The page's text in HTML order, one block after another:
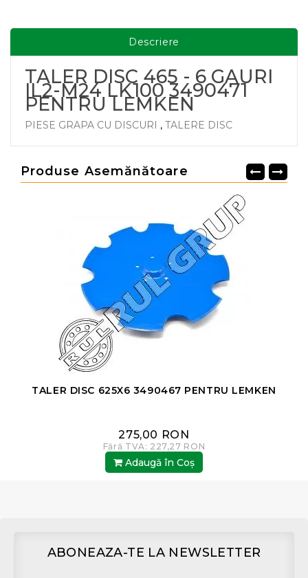
Descriere
TALER DISC 465 - 6 GAURI
IL2-M24 LK100 3490471
PENTRU LEMKEN
PIESE GRAPA CU DISCURI , TALERE DISC
Produse Asemănătoare
TALER DISC 625X6 3490467 PENTRU LEMKEN
275,00 RON
Fără TVA: 227,27 RON
Adaugă în Coş
ABONEAZA-TE LA NEWSLETTER